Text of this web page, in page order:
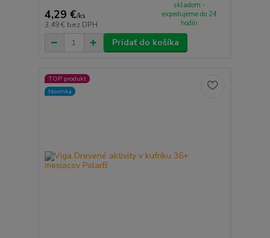
4,29 €/ks
3,49 € bez DPH
skladom -
expedujeme do 24
hodín
Pridať do košíka
TOP produkt
Novinka